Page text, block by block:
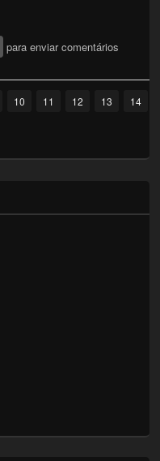
para enviar comentários
10 11 12 13
14